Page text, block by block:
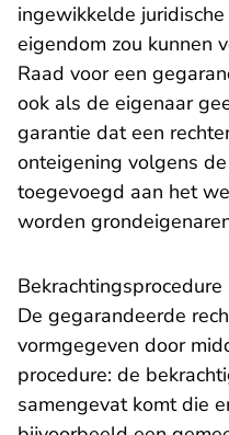
ingewikkelde
eigendom zou kunnen
Raad voor een
ook als de eigenaar
garantie dat een
onteigening volgens
toegevoegd aan het
worden
Bekrachtingsprocedure
De gegarandeerde
vormgegeven door
procedure: de
samengevat komt die